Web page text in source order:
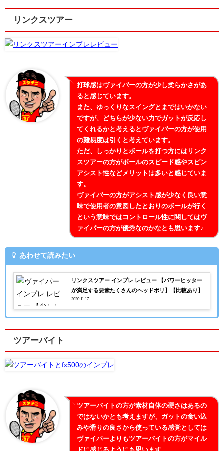
リンクスツアー
打球感はヴァイパーの方が少し柔らかさがあ
ると感じています。
また、ゆっくりなスイングとまではいかない
ですが、どちらが少ない力でガットが反応し
てくれるかと考えるとヴァイパーの方が使用
の難易度は引くと考えています。
ただ、しっかりとボールを打つ方にはリンク
スツアーの方がボールのスピード感やスピン
アシスト性などメリットは多いと感じていま
す。
ヴァイパーの方がアシスト感が少なく良い意
味で使用者の意図したとおりのボールが行く
という意味ではコントロール性に関してはヴ
ァイパーの方が優秀なのかなとも思います♪
あわせて読みたい
リンクスツアー インプレ レビュー 【パワーヒッター
が満足する要素たくさんのヘッドポリ】【比較あり】
2020.11.17
ツアーバイト
ツアーバイトの方が素材自体の硬さはあるの
ではないかとも考えますが、ガットの食い込
みや滑りの良さから使っている感覚としては
ヴァイパーよりもツアーバイトの方がマイル